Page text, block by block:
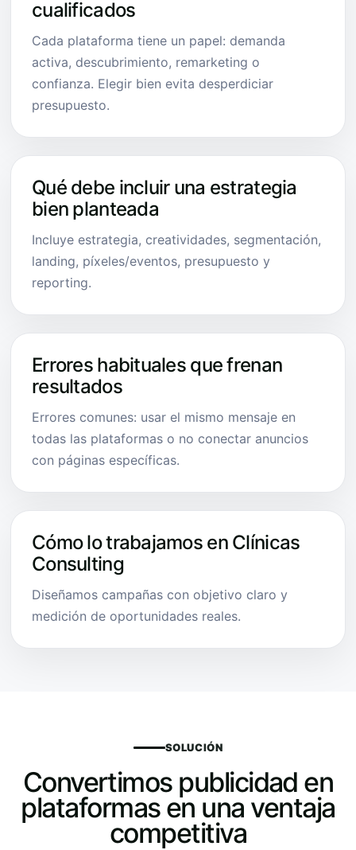
cualificados
Cada plataforma tiene un papel: demanda
activa, descubrimiento, remarketing o
confianza. Elegir bien evita desperdiciar
presupuesto.
Qué debe incluir una estrategia
bien planteada
Incluye estrategia, creatividades, segmentación,
landing, píxeles/eventos, presupuesto y
reporting.
Errores habituales que frenan
resultados
Errores comunes: usar el mismo mensaje en
todas las plataformas o no conectar anuncios
con páginas específicas.
Cómo lo trabajamos en Clínicas
Consulting
Diseñamos campañas con objetivo claro y
medición de oportunidades reales.
SOLUCIÓN
Convertimos publicidad en
plataformas en una ventaja
competitiva